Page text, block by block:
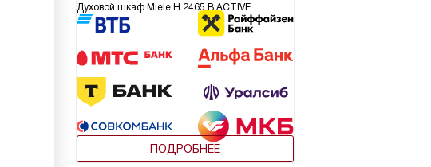
Духовой шкаф Miele H 2465 B ACTIVE
ПОДРОБНЕЕ